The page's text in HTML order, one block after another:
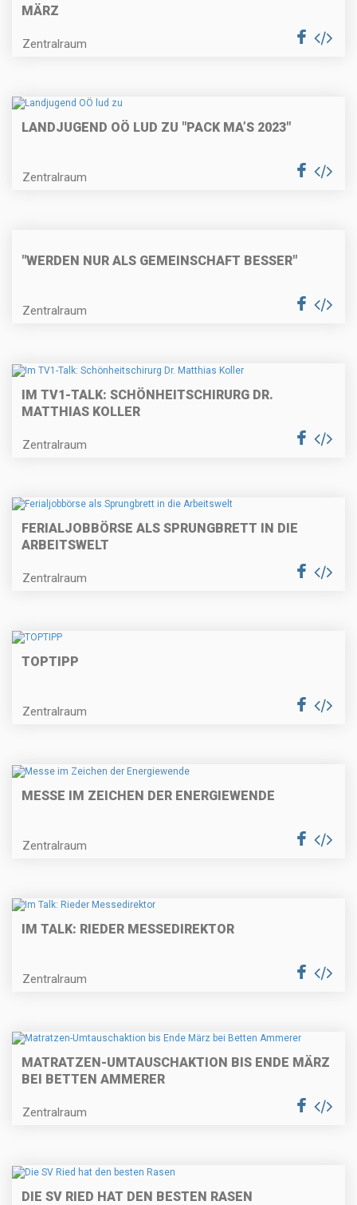
MÄRZ
Zentralraum
LANDJUGEND OÖ LUD ZU "PACK MA’S 2023"
Zentralraum
"WERDEN NUR ALS GEMEINSCHAFT BESSER"
Zentralraum
IM TV1-TALK: SCHÖNHEITSCHIRURG DR.
MATTHIAS KOLLER
Zentralraum
FERIALJOBBÖRSE ALS SPRUNGBRETT IN DIE
ARBEITSWELT
Zentralraum
TOPTIPP
Zentralraum
MESSE IM ZEICHEN DER ENERGIEWENDE
Zentralraum
IM TALK: RIEDER MESSEDIREKTOR
Zentralraum
MATRATZEN-UMTAUSCHAKTION BIS ENDE MÄRZ
BEI BETTEN AMMERER
Zentralraum
DIE SV RIED HAT DEN BESTEN RASEN